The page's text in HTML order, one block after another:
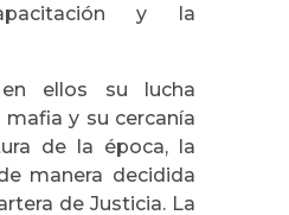
y la
ellos su lucha
y su cercanía
de la época, la
manera decidida
de Justicia. La